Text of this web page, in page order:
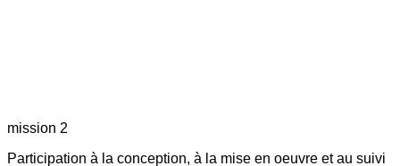
mission 2
Participation à la conception, à la mise en oeuvre et au suivi